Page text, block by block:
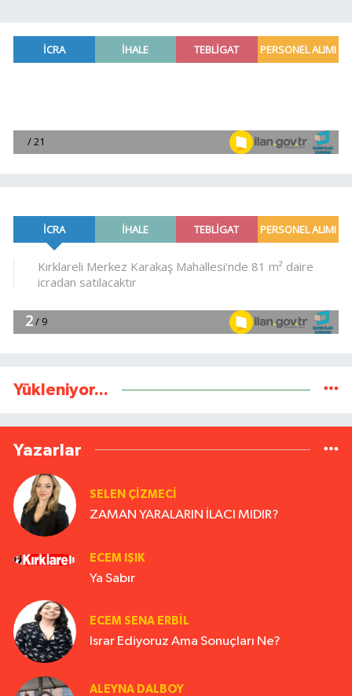
Yükleniyor...
Yazarlar
SELEN ÇİZMECİ
ZAMAN YARALARIN İLACI MIDIR?
ECEM IŞIK
Ya Sabır
ECEM SENA ERBIL
Israr Ediyoruz Ama Sonuçları Ne?
ALEYNA DALBOY